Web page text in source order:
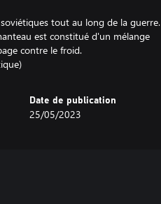
tout au long de la guerre.
est constitué d'un mélange
contre le froid.
Date de publication
25/05/2023